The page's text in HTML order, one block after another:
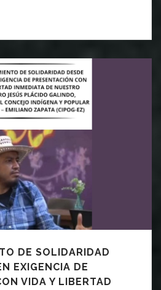
DE SOLIDARIDAD
EXIGENCIA DE
VIDA Y LIBERTAD